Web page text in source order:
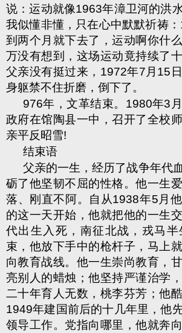
说：运动就像1963年漳卫河的洪
我似懂非懂，只在心中默默祈祷：
到两个月就下去了，运动啊你什
万没有想到，这场运动竟持续了
父亲没有挺过来， 1972年7 月 15
身躯禁不住折磨，倒下了。
976年，文革结束。 1980年3
政府在馆陶县一中，召开了全校
亲平反昭雪!
结束语
父亲的一生，经历了战争年代
砺了他坚韧不屈的性格。他一生
落、刚直不阿。自从1938年5 月
的这一天开始，他就把他的一生
代出生入死，南征北战，戎马
束，他放下手中的枪杆子，马上
向教育战线。他一生崇尚教育，
亮别人的蜡烛；他坚持严谨治学
二十年育人无数，桃李芬芳；他
1949年建国前后的十几年里，他
领导工作。党指向哪里，他就奔